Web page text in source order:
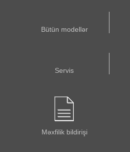
Bütün modellər
Servis
Məxfilik bildirişi